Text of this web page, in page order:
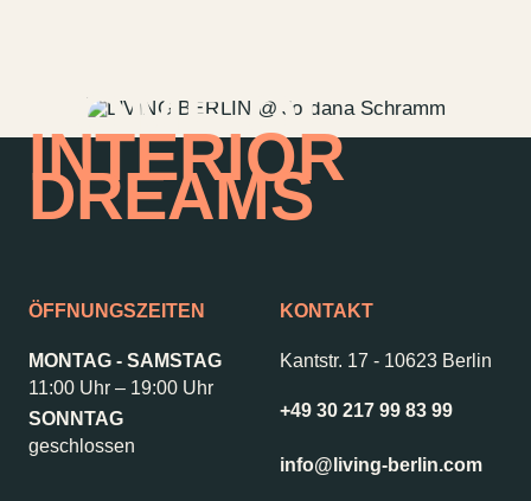
Kantstr. 17
HOME OF
INTERIOR
DREAMS
ÖFFNUNGSZEITEN
MONTAG - SAMSTAG
11:00 Uhr – 19:00 Uhr
SONNTAG
geschlossen
KONTAKT
Kantstr. 17 - 10623 Berlin
+49 30 217 99 83 99
info@living-berlin.com